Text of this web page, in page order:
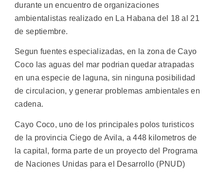
durante un encuentro de organizaciones
ambientalistas realizado en La Habana del 18 al 21
de septiembre.
Segun fuentes especializadas, en la zona de Cayo
Coco las aguas del mar podrian quedar atrapadas
en una especie de laguna, sin ninguna posibilidad
de circulacion, y generar problemas ambientales en
cadena.
Cayo Coco, uno de los principales polos turisticos
de la provincia Ciego de Avila, a 448 kilometros de
la capital, forma parte de un proyecto del Programa
de Naciones Unidas para el Desarrollo (PNUD)